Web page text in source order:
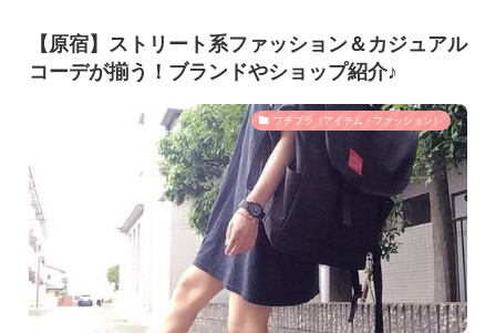
【原宿】ストリート系ファッション＆カジュアル
コーデが揃う！ブランドやショップ紹介♪
プチプラ（アイテム・ファッション）